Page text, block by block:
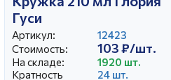
Гуси
Артикул:
12423
Стоимость:
103 ₽/шт.
На складе:
1920 шт.
Кратность
24 шт.